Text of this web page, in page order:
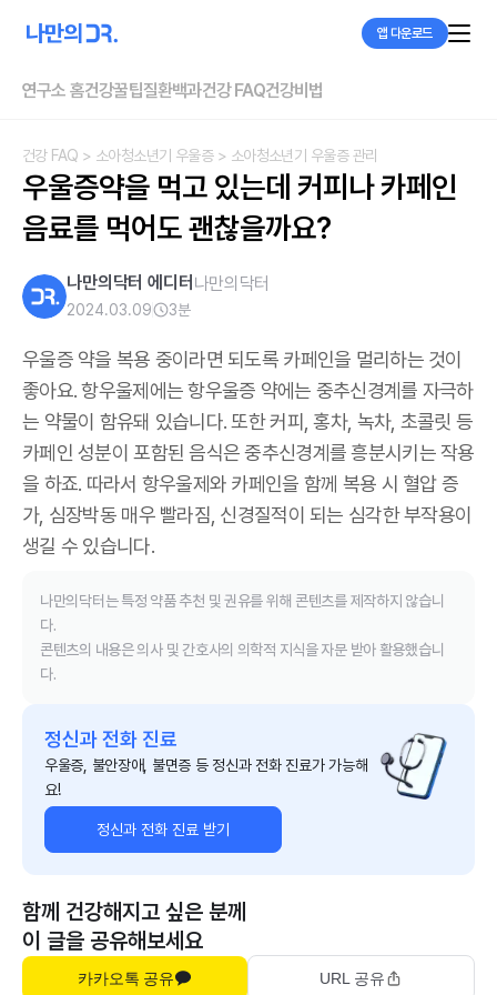
앱 다운로드
연구소 홈건강꿀팁질환백과건강 FAQ건강비법
건강 FAQ > 소아청소년기 우울증> 소아청소년기 우울증 관리
우울증약을 먹고 있는데 커피나 카페인
음료를 먹어도 괜찮을까요?
나만의닥터 에디터 나만의닥터
2024.03.09 3분
우울증 약을 복용 중이라면 되도록 카페인을 멀리하는 것이
좋아요. 항우울제에는 항우울증 약에는 중추신경계를 자극하
는 약물이 함유돼 있습니다. 또한 커피, 홍차, 녹차, 초콜릿 등
카페인 성분이 포함된 음식은 중추신경계를 흥분시키는 작용
을 하죠. 따라서 항우울제와 카페인을 함께 복용 시 혈압 증
가, 심장박동 매우 빨라짐, 신경질적이 되는 심각한 부작용이
생길 수 있습니다.
나만의닥터는 특정 약품 추천 및 권유를 위해 콘텐츠를 제작하지 않습니
다.
콘텐츠의 내용은 의사 및 간호사의 의학적 지식을 자문 받아 활용했습니
다.
정신과 전화 진료
우울증, 불안장애, 불면증 등 정신과 전화 진료가 가능해
요!
정신과 전화 진료 받기
함께 건강해지고 싶은 분께
이 글을 공유해보세요
카카오톡 공유 URL 공유